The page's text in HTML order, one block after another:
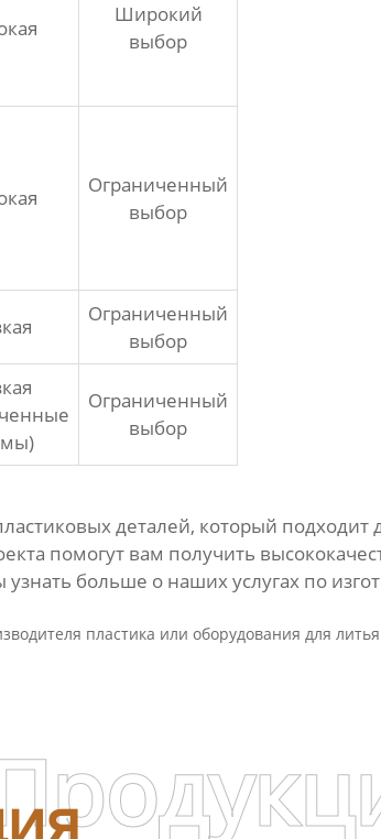
Широкий
выбор
Ограниченный
выбор
Ограниченный
выбор
Ограниченный
выбор
деталей, который подходит
помогут вам получить
узнать больше о наших услугах по
пластика или оборудования для